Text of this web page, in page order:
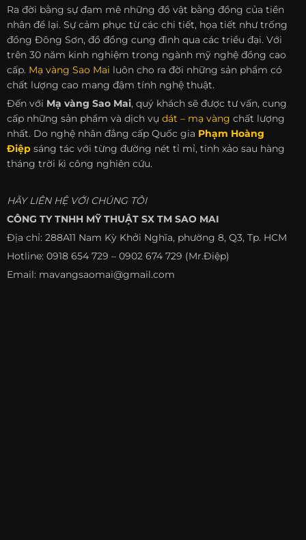
Ra đời bằng sự đam mê những đồ vật bằng đồng của tiền
nhân để lại. Sự cảm phục từ các chi tiết, họa tiết như trống
đồng Đông Sơn, đồ đồng cung đình qua các triều đại. Với
trên 30 năm kinh nghiệm trong ngành mỹ nghệ đồng cao
cấp. Mạ vàng Sao Mai luôn cho ra đời những sản phẩm có
chất lượng cao mang đậm tính nghệ thuật.
Đến với Mạ vàng Sao Mai, quý khách sẽ được tư vấn, cung
cấp những sản phẩm và dịch vụ dát – mạ vàng chất lượng
nhất. Do nghệ nhân đẳng cấp Quốc gia Phạm Hoàng
Điệpsáng tác với từng đường nét tỉ mỉ, tinh xảo sau hàng
tháng trời kì công nghiên cứu.
HÃY LIÊN HỆ VỚI CHÚNG TÔI
CÔNG TY TNHH MỸ THUẬT SX TM SAO MAI
Địa chỉ: 288A11 Nam Kỳ Khởi Nghĩa, phường 8, Q3, Tp. HCM
Hotline: 0918 654 729 – 0902 674 729 (Mr.Điệp)
Email: mavangsaomai@gmail.com